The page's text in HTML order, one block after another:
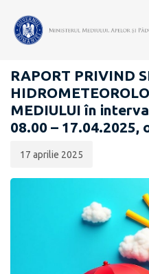
RAPOARTE ZILNICE STAREA
RAPORT PRIVIND
MEDIULUI în
08.00 – 17.04.2025,
publicării:
17 aprilie 2025